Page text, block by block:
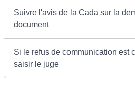
Suivre l'avis de la Cada sur la
document
Si le refus de communication est
saisir le juge